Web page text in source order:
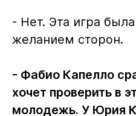
- Нет. Эта игра
желанием сторон.
- Фабио Капелло
хочет проверить в
молодежь. У Юрия